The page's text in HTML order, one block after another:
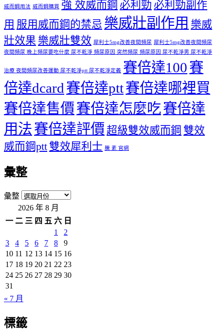
威而鋼用法 威而鋼購買 強 效威而鋼 必利勁 必利勁副作
用 服用威而鋼的禁忌 樂威壯副作用 樂威
壯效果 樂威壯雙效 犀利士5mg改善夜間頻尿 犀利士5mg改善夜間頻尿
夜間頻尿 晚上頻尿要吃什麼 尿不乾淨 頻尿原因 突然頻尿 頻尿原因 尿不乾淨男 尿不乾淨
治療 夜間頻尿改善運動 尿不乾淨ptt 尿不乾淨定義 賽倍達100賽
倍達dcard 賽倍達ptt賽倍達哪裡買
賽倍達售價 賽倍達怎麼吃賽倍達
用法賽倍達評價 超級雙效威而鋼 雙效
威而鋼ptt 雙效犀利士 騰 素 官網
彙整
彙整
2026 年 8 月
一 二 三 四 五 六 日
1
2
3
4 5 6 7 8
9
10 11 12 13 14 15 16
17 18 19 20 21 22 23
24 25 26 27 28 29 30
31
« 7 月
標籤